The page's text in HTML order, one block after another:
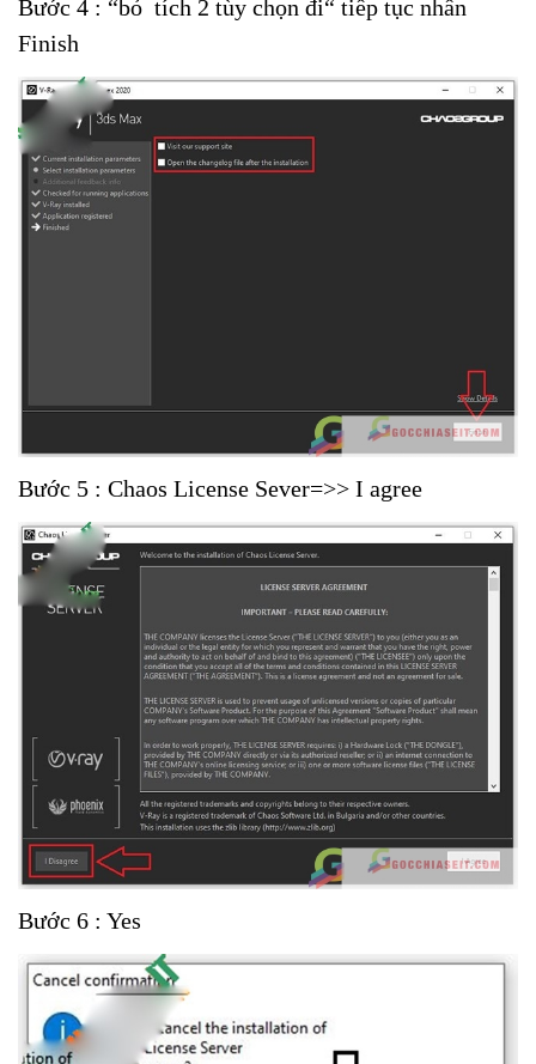
Bước 4 : “bỏ tích 2 tùy chọn đi“ tiếp tục nhấn
Finish
Bước 5 : Chaos License Sever=>> I agree
Bước 6 : Yes